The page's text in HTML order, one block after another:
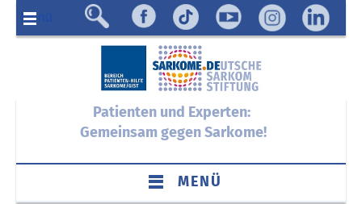
Menü
Patienten und Experten:
Gemeinsam gegen Sarkome!
MENÜ